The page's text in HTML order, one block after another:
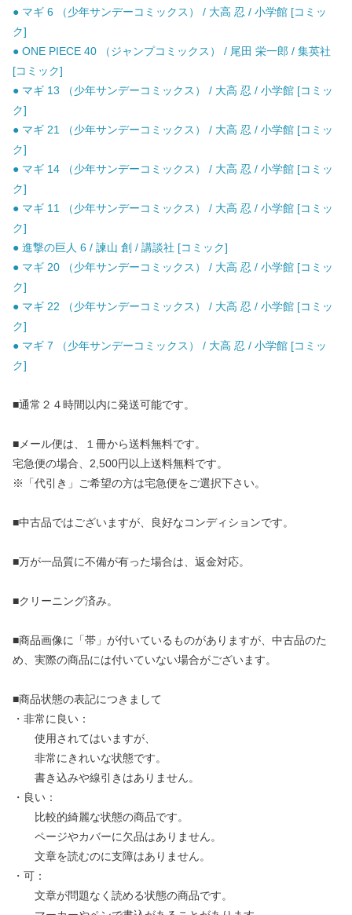
● マギ 6 （少年サンデーコミックス） / 大高 忍 / 小学館 [コミッ
ク]
● ONE PIECE 40 （ジャンプコミックス） / 尾田 栄一郎 / 集英社
[コミック]
● マギ 13 （少年サンデーコミックス） / 大高 忍 / 小学館 [コミッ
ク]
● マギ 21 （少年サンデーコミックス） / 大高 忍 / 小学館 [コミッ
ク]
● マギ 14 （少年サンデーコミックス） / 大高 忍 / 小学館 [コミッ
ク]
● マギ 11 （少年サンデーコミックス） / 大高 忍 / 小学館 [コミッ
ク]
● 進撃の巨人 6 / 諫山 創 / 講談社 [コミック]
● マギ 20 （少年サンデーコミックス） / 大高 忍 / 小学館 [コミッ
ク]
● マギ 22 （少年サンデーコミックス） / 大高 忍 / 小学館 [コミッ
ク]
● マギ 7 （少年サンデーコミックス） / 大高 忍 / 小学館 [コミッ
ク]
■通常２４時間以内に発送可能です。
■メール便は、１冊から送料無料です。
宅急便の場合、2,500円以上送料無料です。
※「代引き」ご希望の方は宅急便をご選択下さい。
■中古品ではございますが、良好なコンディションです。
■万が一品質に不備が有った場合は、返金対応。
■クリーニング済み。
■商品画像に「帯」が付いているものがありますが、中古品のた
め、実際の商品には付いていない場合がございます。
■商品状態の表記につきまして
・非常に良い：
使用されてはいますが、
非常にきれいな状態です。
書き込みや線引きはありません。
・良い：
比較的綺麗な状態の商品です。
ページやカバーに欠品はありません。
文章を読むのに支障はありません。
・可：
文章が問題なく読める状態の商品です。